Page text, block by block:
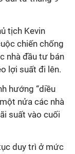
tịch Kevin
chiến chống
nhà đầu tư bán
lợi suất đi lên.
hướng “diều
nửa các nhà
suất vào cuối
duy trì ở mức